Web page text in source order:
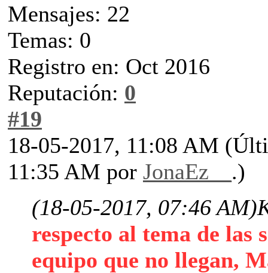
Mensajes: 22
Temas: 0
Registro en: Oct 2016
Reputación: 0
#19
18-05-2017, 11:08 AM
11:35 AM por JonaEz__ .)
(18-05-2017, 07:46 AM)
respecto al tema de las
equipo que no llegan,